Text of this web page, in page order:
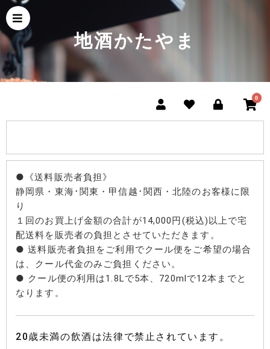
地酒かたやま
0
●《送料販売者負担》
静岡県・東海･関東・甲信越･関西・北陸のお客様に限
り
１回のお買上げ金額の合計が14,000円(税込)以上で宅
配送料を販売者の負担とさせていただきます。
● 送料販売者負担をご利用でクール便をご希望の場合
は、クール代金のみご負担ください。
● クール便の利用は1.8Lで5本、720mlで12本までと
なります。
20歳未満の飲酒は法律で禁止されています。